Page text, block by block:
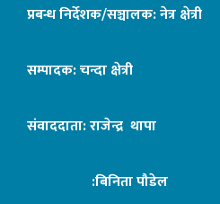
प्रबन्ध निर्देशक/सञ्चालक: नेत्र क्षेत्री
सम्पादक: चन्दा क्षेत्री
संवाददाता: राजेन्द्र थापा
:बिनिता पौडेल